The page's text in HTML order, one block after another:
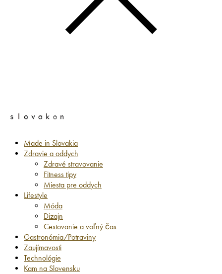
Made in Slovakia
Zdravie a oddych
Zdravé stravovanie
Fitness tipy
Miesta pre oddych
Lifestyle
Móda
Dizajn
Cestovanie a voľný čas
Gastronómia/Potraviny
Zaujímavosti
Technológie
Kam na Slovensku